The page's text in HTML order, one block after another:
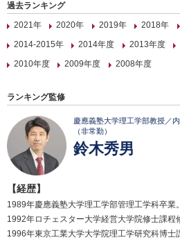
過去ランキング
2021年
2020年 2019年 2018年
2014-2015年
2014年度 2013年度
2010年度
2009年度 2008年度
ランキング監修
慶應義塾大学理工学部教授／
（非常勤）
鈴木秀男
【経歴】
1989年慶應義塾大学理工学部管理工学科卒業。
1992年ロチェスター大学経営大学院修士課程
1996年東京工業大学大学院理工学研究科博士